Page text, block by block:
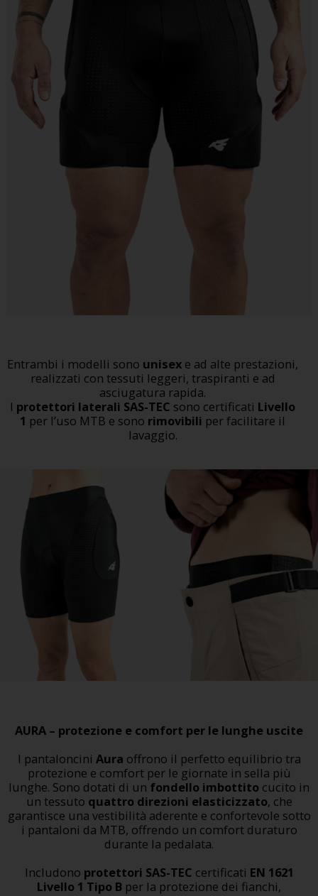
Entrambi i modelli sono unisex e ad alte prestazioni,
realizzati con tessuti leggeri, traspiranti e ad
asciugatura rapida.
I protettori laterali SAS-TEC sono certificati Livello
1 per l’uso MTB e sono rimovibili per facilitare il
lavaggio.
AURA – protezione e comfort per le lunghe uscite
I pantaloncini Aura offrono il perfetto equilibrio tra
protezione e comfort per le giornate in sella più
lunghe. Sono dotati di un fondello imbottito cucito in
un tessuto quattro direzioni elasticizzato, che
garantisce una vestibilità aderente e confortevole sotto
i pantaloni da MTB, offrendo un comfort duraturo
durante la pedalata.
Includono protettori SAS-TEC certificati EN 1621
Livello 1 Tipo B per la protezione dei fianchi,